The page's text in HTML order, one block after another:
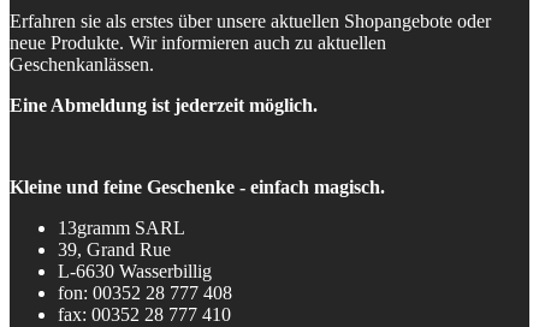
Erfahren sie als erstes über unsere aktuellen Shopangebote oder
neue Produkte. Wir informieren auch zu aktuellen
Geschenkanlässen.
Eine Abmeldung ist jederzeit möglich.
Kleine und feine Geschenke - einfach magisch.
13gramm SARL
39, Grand Rue
L-6630 Wasserbillig
fon: 00352 28 777 408
fax: 00352 28 777 410